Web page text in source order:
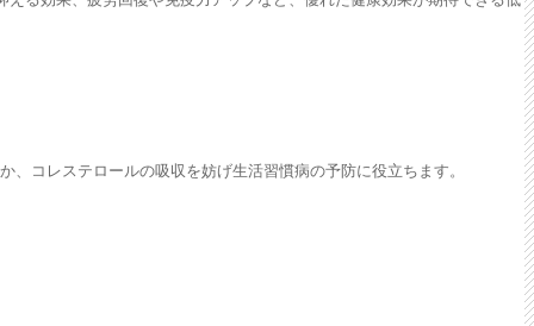
コレステロールの吸収を妨げ生活習慣病の予防に役立ちます。